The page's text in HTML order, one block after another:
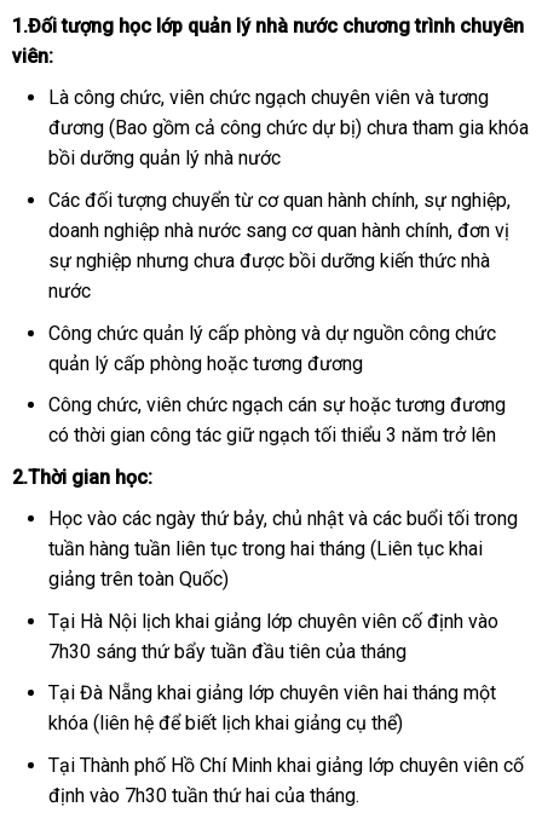
1.Đối tượng học lớp quản lý nhà nước chương trình chuyên
viên:
Là công chức, viên chức ngạch chuyên viên và tương
đương (Bao gồm cả công chức dự bị) chưa tham gia khóa
bồi dưỡng quản lý nhà nước
Các đối tượng chuyển từ cơ quan hành chính, sự nghiệp,
doanh nghiệp nhà nước sang cơ quan hành chính, đơn vị
sự nghiệp nhưng chưa được bồi dưỡng kiến thức nhà
nước
Công chức quản lý cấp phòng và dự nguồn công chức
quản lý cấp phòng hoặc tương đương
Công chức, viên chức ngạch cán sự hoặc tương đương
có thời gian công tác giữ ngạch tối thiểu 3 năm trở lên
2.Thời gian học:
Học vào các ngày thứ bảy, chủ nhật và các buổi tối trong
tuần hàng tuần liên tục trong hai tháng (Liên tục khai
giảng trên toàn Quốc)
Tại Hà Nội lịch khai giảng lớp chuyên viên cố định vào
7h30 sáng thứ bẩy tuần đầu tiên của tháng
Tại Đà Nẵng khai giảng lớp chuyên viên hai tháng một
khóa (liên hệ để biết lịch khai giảng cụ thể)
Tại Thành phố Hồ Chí Minh khai giảng lớp chuyên viên cố
định vào 7h30 tuần thứ hai của tháng.